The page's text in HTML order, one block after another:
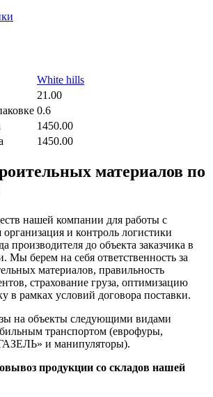
White hills
21.00
0.6
1450.00
1450.00
материалов по
нашей компании для работы с
организация и контроль логистики
производителя до объекта заказчика в
Мы берем на себя ответственность за
материалов, правильность
страхование груза, оптимизацию
в рамках условий договора поставки.
на объекты следующими видами
транспортом (еврофуры,
и манипуляторы).
продукции со складов нашей